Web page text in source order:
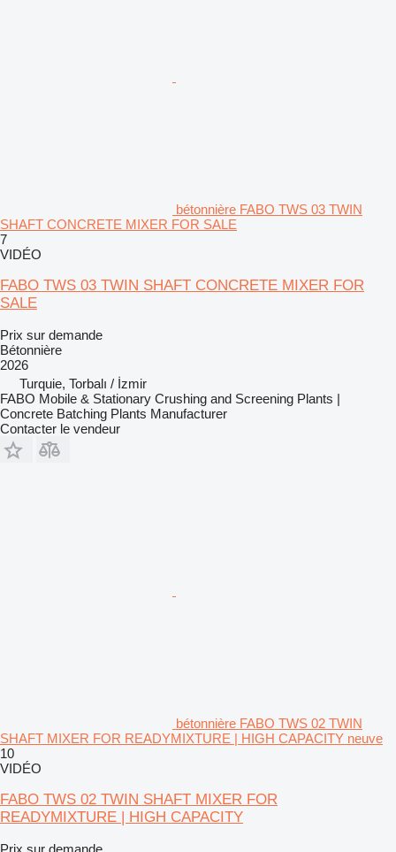
bétonnière FABO TWS 03 TWIN
SHAFT CONCRETE MIXER FOR SALE
7
VIDÉO
FABO TWS 03 TWIN SHAFT CONCRETE MIXER FOR
SALE
Prix sur demande
Bétonnière
2026
Turquie, Torbalı / İzmir
FABO Mobile & Stationary Crushing and Screening Plants |
Concrete Batching Plants Manufacturer
Contacter le vendeur
bétonnière FABO TWS 02 TWIN
SHAFT MIXER FOR READYMIXTURE | HIGH CAPACITY neuve
10
VIDÉO
FABO TWS 02 TWIN SHAFT MIXER FOR
READYMIXTURE | HIGH CAPACITY
Prix sur demande